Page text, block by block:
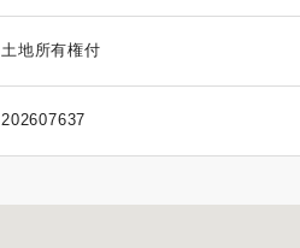
土地所有権付
202607637